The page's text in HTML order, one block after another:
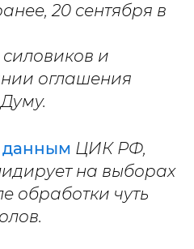
20 сентября в
силовиков и
оглашения
данным ЦИК РФ,
на выборах
обработки чуть